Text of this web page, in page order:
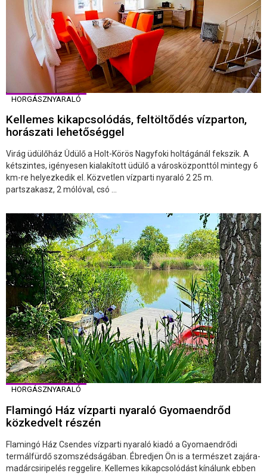
HORGÁSZNYARALÓ
Kellemes kikapcsolódás, feltöltődés vízparton,
horászati lehetőséggel
Virág üdülőház Üdülő a Holt-Körös Nagyfoki holtágánál fekszik. A
kétszintes, igényesen kialakított üdülő a városközponttól mintegy 6
km-re helyezkedik el. Közvetlen vízparti nyaraló 2 25 m.
partszakasz, 2 mólóval, csó ...
HORGÁSZNYARALÓ
Flamingó Ház vízparti nyaraló Gyomaendrőd
közkedvelt részén
Flamingó Ház Csendes vízparti nyaraló kiadó a Gyomaendrődi
termálfürdő szomszédságában. Ébredjen Ön is a természet zajára-
madárcsiripelés reggelire. Kellemes kikapcsolódást kínálunk ebben